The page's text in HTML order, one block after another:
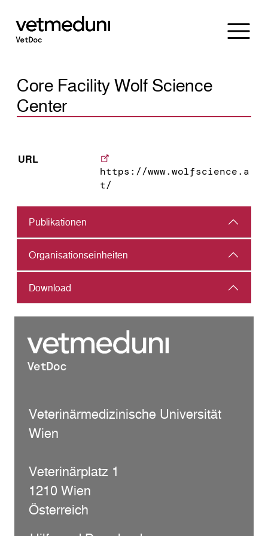
Core Facility Wolf Science
Center
URL
https://www.wolfscience.a
t/
Publikationen
Organisations­einheiten
Download
Veterinärmedizinische Universität
Wien
Veterinärplatz 1
1210 Wien
Österreich